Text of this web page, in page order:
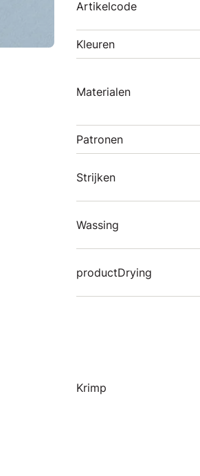
Artikelcode
Kleuren
Materialen
Patronen
Strijken
Wassing
productDrying
Krimp